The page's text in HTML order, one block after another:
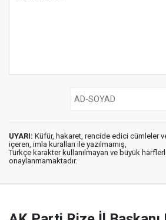
UYARI: Küfür, hakaret, rencide edici cümleler
içeren, imla kuralları ile yazılmamış,
Türkçe karakter kullanılmayan ve büyük
onaylanmamaktadır.